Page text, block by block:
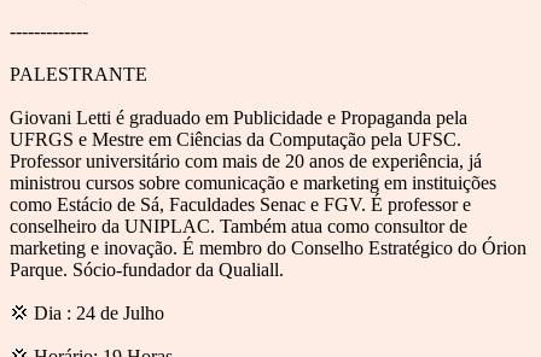
-------------
PALESTRANTE
Giovani Letti é graduado em Publicidade e Propaganda pela
UFRGS e Mestre em Ciências da Computação pela UFSC.
Professor universitário com mais de 20 anos de experiência, já
ministrou cursos sobre comunicação e marketing em instituições
como Estácio de Sá, Faculdades Senac e FGV. É professor e
conselheiro da UNIPLAC. Também atua como consultor de
marketing e inovação. É membro do Conselho Estratégico do Órion
Parque. Sócio-fundador da Qualiall.
💢 Dia : 24 de Julho